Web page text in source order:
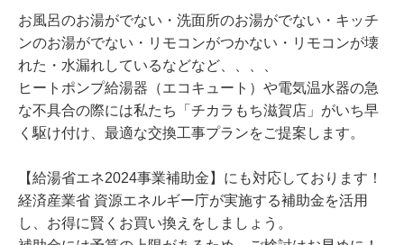
お風呂のお湯がでない・洗面所のお湯がでない・キッチ
ンのお湯がでない・リモコンがつかない・リモコンが壊
れた・水漏れしているなどなど、、、、
ヒートポンプ給湯器（エコキュート）や電気温水器の急
な不具合の際には私たち「チカラもち滋賀店」がいち早
く駆け付け、最適な交換工事プランをご提案します。
【給湯省エネ2024事業補助金】にも対応しております！
経済産業省 資源エネルギー庁が実施する補助金を活用
し、お得に賢くお買い換えをしましょう。